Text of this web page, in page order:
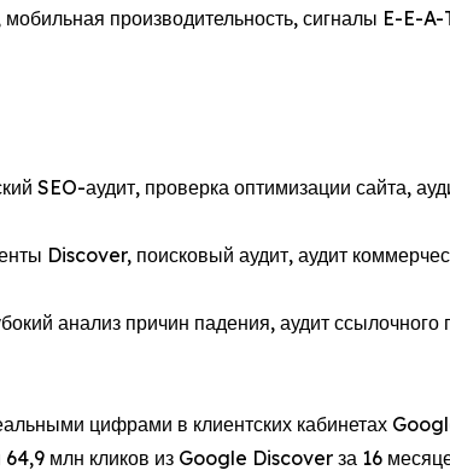
производительность, сигналы E-E-A-
SEO-аудит, проверка оптимизации сайта,
Discover, поисковый аудит, аудит
анализ причин падения, аудит
цифрами в клиентских кабинетах
млн кликов из Google Discover за 16